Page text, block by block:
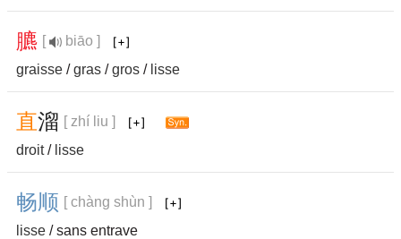
臕 [
biāo ]
graisse /gras /gros / lisse
直溜 [ zhí liu ]
droit/ lisse
畅顺 [ chàng shùn ]
lisse / sans entrave